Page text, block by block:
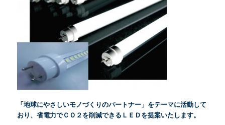
「地球にやさしいモノづくりのパートナー」をテーマに活動して
おり、省電力でＣＯ２を削減できる ＬＥＤを提案いたします。